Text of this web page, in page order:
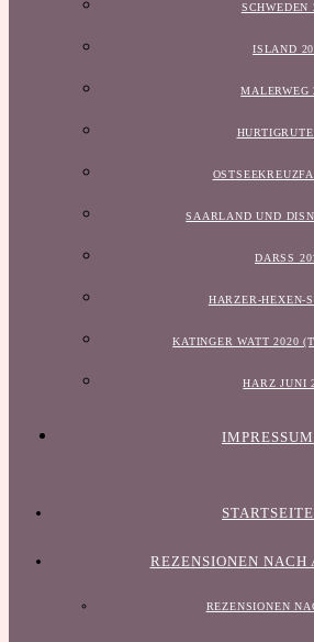
SCHWEDEN
ISLAND
MALERWEG
SAARLAND UND
DARSS
HARZER-HEXEN-
KATINGER WATT 2020
HARZ JUNI
IMPRESSUM
STARTSEITE
REZENSIONEN NACH
REZENSIONEN